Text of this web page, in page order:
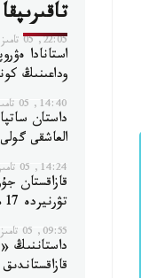
22:05, 05 تامىز 2026
استانادا
وداعىنىڭ
14:40, 05 تامىز 2026
داستان
العاشقى
14:24, 05 تامىز 2026
قازاقستان
تۋرنيردە 17 مەدال جەڭىپ الدى
09:55, 05 تامىز 2026
داستاننىڭ